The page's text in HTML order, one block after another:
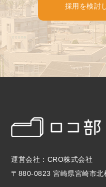
採用を検討
運営会社：CRO株式会社
〒880-0823 宮崎県宮崎市北